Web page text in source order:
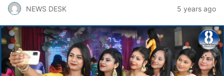
NEWS DESK 5 years ago